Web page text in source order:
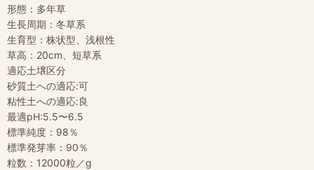
形態：多年草
生長周期：冬草系
生育型：株状型、浅根性
草高：20cm、短草系
適応土壌区分
砂質土への適応:可
粘性土への適応:良
最適pH:5.5〜6.5
標準純度：98％
標準発芽率：90％
粒数：12000粒／g